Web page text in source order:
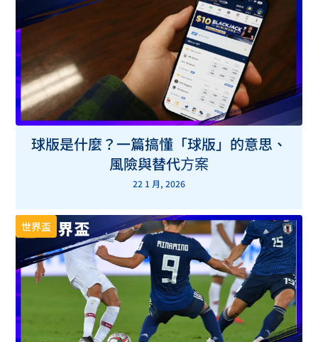
球版是什麼？一篇搞懂「球版」的意思、
風險與替代方案
22 1 月, 2026
世界盃